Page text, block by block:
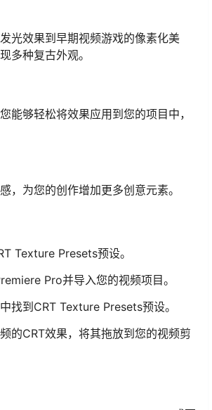
光效果到早期视频游戏的像素化美
多种复古外观。
能够轻松将效果应用到您的项目中，
，为您的创作增加更多创意元素。
Texture Presets预设。
Pro并导入您的视频项目。
找到CRT Texture Presets预设。
的CRT效果，将其拖放到您的视频剪